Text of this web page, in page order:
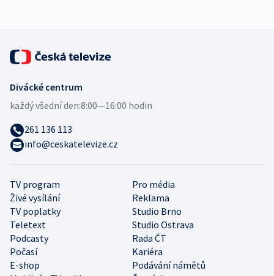
TV program
Pro média
Živé vysílání
Reklama
TV poplatky
Studio Brno
Teletext
Studio Ostrava
Podcasty
Rada ČT
Počasí
Kariéra
E-shop
Podávání námětů
Divácké centrum
každý všední den:8:00—16:00 hodin
261 136 113
info@ceskatelevize.cz